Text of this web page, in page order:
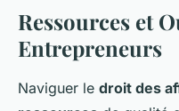
Ressources et
Entrepreneurs
Naviguer le droit des